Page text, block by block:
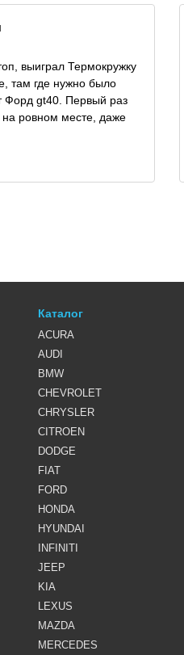
выиграл Термокружку
там где нужно было
Форд gt40. Первый раз
ровном месте, даже
Каталог
ACURA
AUDI
BMW
CHEVROLET
CHRYSLER
CITROEN
DODGE
FIAT
FORD
HONDA
HYUNDAI
INFINITI
JEEP
KIA
LEXUS
MAZDA
MERCEDES